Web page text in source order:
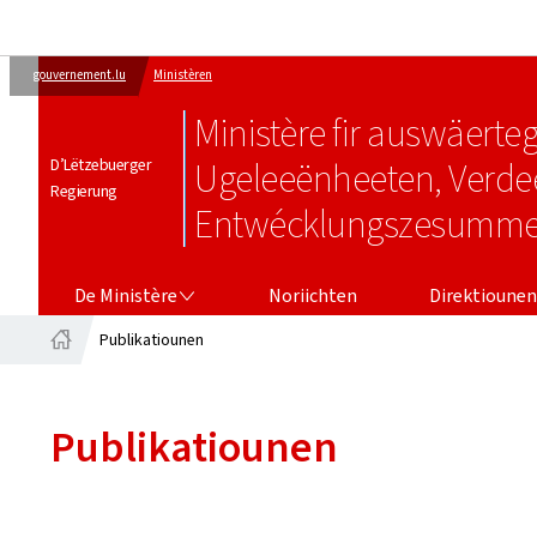
gouvernement.lu Ministèren
D’Lëtzebuerger
Regierung
Ministère fir
Ugeleeënheeten,
De Ministère Noriichten Direktiounen
Publikatiounen
Publikatiounen